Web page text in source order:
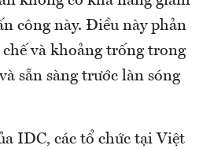
công này. Điều này phản
và khoảng trống trong
sẵn sàng trước làn sóng
IDC, các tổ chức tại Việt